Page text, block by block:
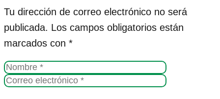
Tu dirección de correo electrónico no será
publicada. Los campos obligatorios están
marcados con *